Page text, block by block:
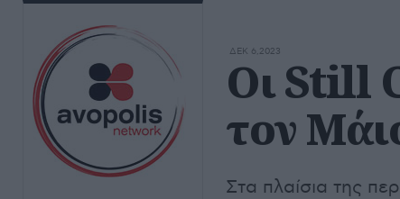
ΔΕΚ 6,2023
Οι Still
τον
Στα πλαίσια της